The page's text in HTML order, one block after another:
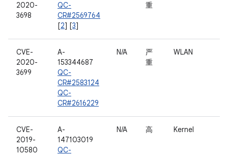
2020-
3698
QC-
CR#2569764
[2] [3]
重
CVE-
2020-
3699
A-
153344687
QC-
CR#2583124
QC-
CR#2616229
N/A
严
重
WLAN
CVE-
2019-
10580
A-
147103019
QC-
N/A 高 Kernel